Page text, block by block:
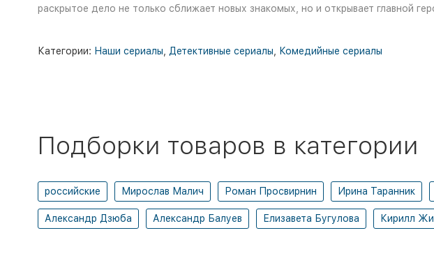
раскрытое дело не только сближает новых знакомых, но и открывает главной
Категории: Наши сериалы Детективные сериалы Комедийные сериалы
Подборки товаров в категории
российские Мирослав Малич Роман Просвирнин Ирина Таранник
Александр Дзюба Александр Балуев Елизавета Бугулова Кирилл